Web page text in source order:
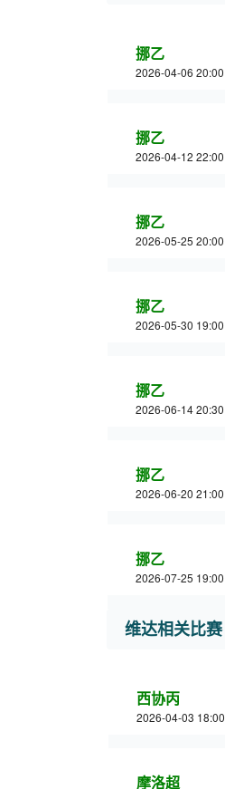
挪乙
2026-04-06 20:00
挪乙
2026-04-12 22:00
挪乙
2026-05-25 20:00
挪乙
2026-05-30 19:00
挪乙
2026-06-14 20:30
挪乙
2026-06-20 21:00
挪乙
2026-07-25 19:00
维达相关比赛
西协丙
2026-04-03 18:00
摩洛超